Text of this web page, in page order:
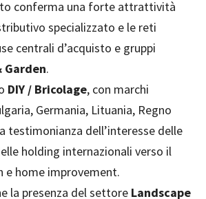
conferma una forte attrattività
specializzato e le reti
centrali d’acquisto e gruppi
Garden.
DIY / Bricolage, con marchi
Germania, Lituania, Regno
testimonianza dell’interesse delle
holding internazionali verso il
e home improvement.
la presenza del settore Landscape